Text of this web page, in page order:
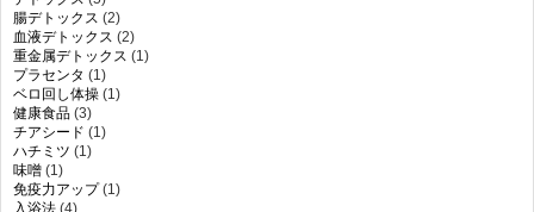
腸デトックス (2)
血液デトックス (2)
重金属デトックス (1)
プラセンタ (1)
ベロ回し体操 (1)
健康食品 (3)
チアシード (1)
ハチミツ (1)
味噌 (1)
免疫力アップ(1)
入浴法 (4)